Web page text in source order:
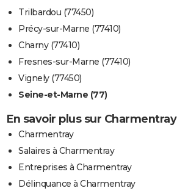
Trilbardou (77450)
Précy-sur-Marne (77410)
Charny (77410)
Fresnes-sur-Marne (77410)
Vignely (77450)
Seine-et-Marne (77)
En savoir plus sur Charmentray
Charmentray
Salaires à Charmentray
Entreprises à Charmentray
Délinquance à Charmentray